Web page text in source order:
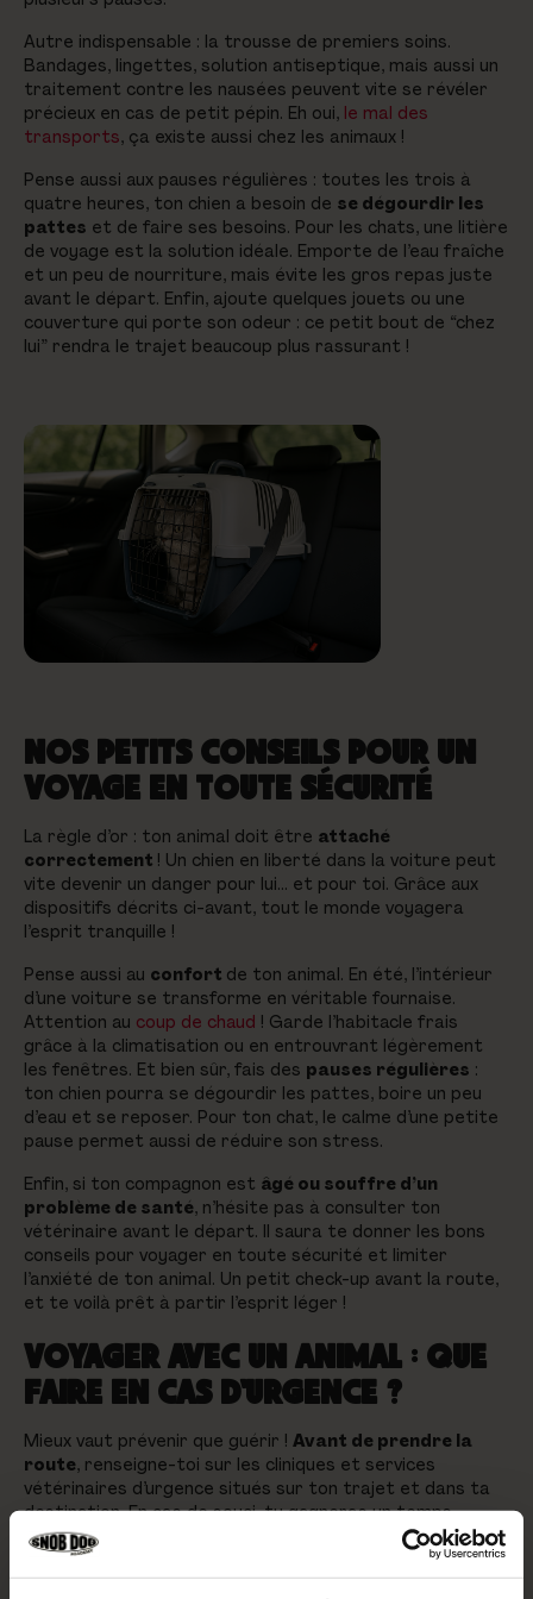
Autre indispensable : la trousse de premiers soins.
Bandages, lingettes, solution antiseptique, mais aussi un
traitement contre les nausées peuvent vite se révéler
précieux en cas de petit pépin. Eh oui, le mal des
transports, ça existe aussi chez les animaux !
Pense aussi aux pauses régulières : toutes les trois à
quatre heures, ton chien a besoin de se dégourdir les
pattes et de faire ses besoins. Pour les chats, une litière
de voyage est la solution idéale. Emporte de l’eau fraîche
et un peu de nourriture, mais évite les gros repas juste
avant le départ. Enfin, ajoute quelques jouets ou une
couverture qui porte son odeur : ce petit bout de “chez
lui” rendra le trajet beaucoup plus rassurant !
NOS PETITS CONSEILS POUR UN
VOYAGE EN TOUTE SÉCURITÉ
La règle d’or : ton animal doit être attaché
correctement ! Un chien en liberté dans la voiture peut
vite devenir un danger pour lui… et pour toi. Grâce aux
dispositifs décrits ci-avant, tout le monde voyagera
l’esprit tranquille !
Pense aussi au confort de ton animal. En été, l’intérieur
d’une voiture se transforme en véritable fournaise.
Attention au coup de chaud ! Garde l’habitacle frais
grâce à la climatisation ou en entrouvrant légèrement
les fenêtres. Et bien sûr, fais des pauses régulières :
ton chien pourra se dégourdir les pattes, boire un peu
d’eau et se reposer. Pour ton chat, le calme d’une petite
pause permet aussi de réduire son stress.
Enfin, si ton compagnon est âgé ou souffre d’un
problème de santé, n’hésite pas à consulter ton
vétérinaire avant le départ. Il saura te donner les bons
conseils pour voyager en toute sécurité et limiter
l’anxiété de ton animal. Un petit check-up avant la route,
et te voilà prêt à partir l’esprit léger !
VOYAGER AVEC UN ANIMAL : QUE
FAIRE EN CAS D'URGENCE ?
Mieux vaut prévenir que guérir ! Avant de prendre la
route, renseigne-toi sur les cliniques et services
vétérinaires d’urgence situés sur ton trajet et dans ta
destination. En cas de souci, tu gagneras un temps
précieux. Garde aussi
tous les documents importants
à portée de main
: passeport pour animaux, carnet de
vaccination, certificat de bonne santé, ordonnances ou